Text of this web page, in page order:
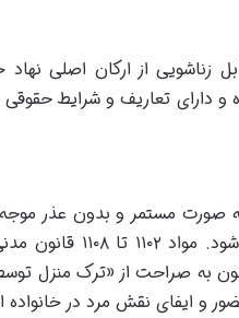
از ارکان اصلی نهاد
و دارای تعاریف و شرایط
صورت مستمر و بدون عذر
به نحوی که این غیبت مانع از ایفای وظایف زناشویی و تامین معیشت
قانون به صراحت از «ترک منزل
و ایفای نقش مرد در